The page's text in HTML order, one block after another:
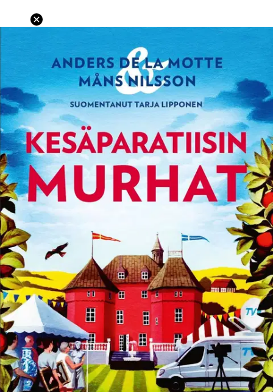
Tuotekuvaus
On vaarallista ostaa liian halvalla. Keskikesän antiikkimarkkinat
ovat alkamassa. Kauppias löytyy kojultaan kuolleena, ja yksi esine
näyttää puuttuvan. Kesäparatiisin murhat -sarjan toinen osa jatkaa
tutulla cozy crime -linjalla. Peter Vinston on sairauslomalla
keskusrikospoliisista mutta ajautuu lomapaikassaan paikallisen
rikostutkijan Tove Espingin pariksi. Esping toivoo, että saisi näyttää
kyntensä tutkijana omillaan, mutta epäsuhtainen pari toimii hyvin, ja
yhdessä he onnistuvat ratkaisemaan visaisiakin tapauksia. Samalla
kun parivaljakko selvittää antiikkikauppiaan kuolemantapausta,
Vinstonin ex-vaimon ja tämän aatelismiehen linnassa kuvataan
antiikkiohjelmaa televisioon. Rikostutkijoille alkaa valjeta, miten
kaunainen ala antiikkikauppa on. Miksi kukaan vahingoittaisi ketään
vain kalliin esineen tähden? Anders de la Motte on kirjailija, joka
aiemmassa elämässään työskenteli poliisina ja turvapäällikkönä. De
la Motten kirjoja ovat ylistäneet niin lukijat kuin kriitikotkin. Teokset
ovat saaneet useita palkintoja ja niitä on käännetty lähes
kolmellekymmenelle kielelle. Måns Nilsson on koomikko, tv-
juontaja ja käsikirjoittaja, joka on tehnyt kirjoja, näytelmiä ja
elokuvakäsikirjoituksia. Nilsson on ollut vuosien mittaan mukana
monissa radio- ja tv-tuotannoissa ja pyörittää suosittua podcastia
Fråga Anders och Måns.
Näytä lisää tuotekuvausta